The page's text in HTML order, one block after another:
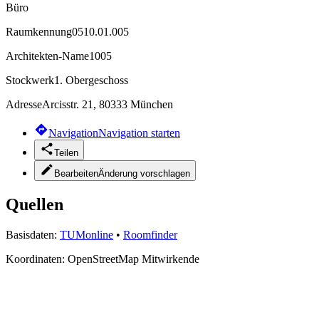
Büro
Raumkennung0510.01.005
Architekten-Name1005
Stockwerk1. Obergeschoss
AdresseArcisstr. 21, 80333 München
NavigationNavigation starten
Teilen
BearbeitenÄnderung vorschlagen
Quellen
Basisdaten: TUMonline • Roomfinder
Koordinaten: OpenStreetMap Mitwirkende